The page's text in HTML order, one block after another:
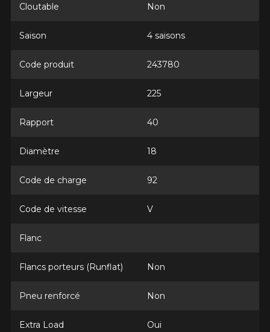
Cloutable Non
Saison 4 saisons
Code produit 243780
Largeur 225
Rapport 40
Diamètre 18
Code de charge 92
Code de vitesse V
Flanc
Flancs porteurs (Runflat) Non
Pneu renforcé Non
Extra Load Oui
AJOUTER UN AVIS
Votre avis concernant le
CELSIUS II (4 SAISONS